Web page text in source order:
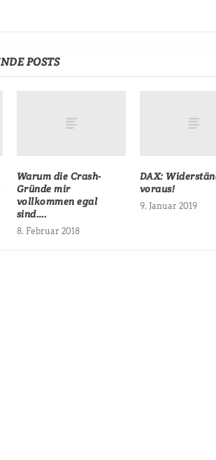
POSTS
Warum die Crash-
Gründe mir
vollkommen egal
sind….
8. Februar 2018
DAX:
voraus!
9. Januar 2019